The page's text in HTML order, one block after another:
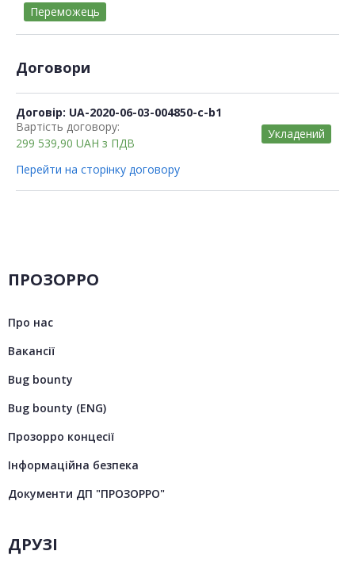
Переможець
Договори
Договір: UA-2020-06-03-004850-c-b1
Вартість договору:
299 539,90 UAH з ПДВ
Укладений
Перейти на сторінку договору
ПРОЗОРРО
Про нас
Вакансії
Bug bounty
Bug bounty (ENG)
Прозорро концесії
Інформаційна безпека
Документи ДП "ПРОЗОРРО"
ДРУЗІ